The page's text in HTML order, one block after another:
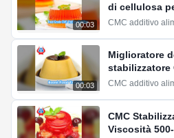
00:03
di cellulosa
CMC additivo
00:03
Miglioratore
stabilizzatore
CMC additivo
CMC
Viscosità